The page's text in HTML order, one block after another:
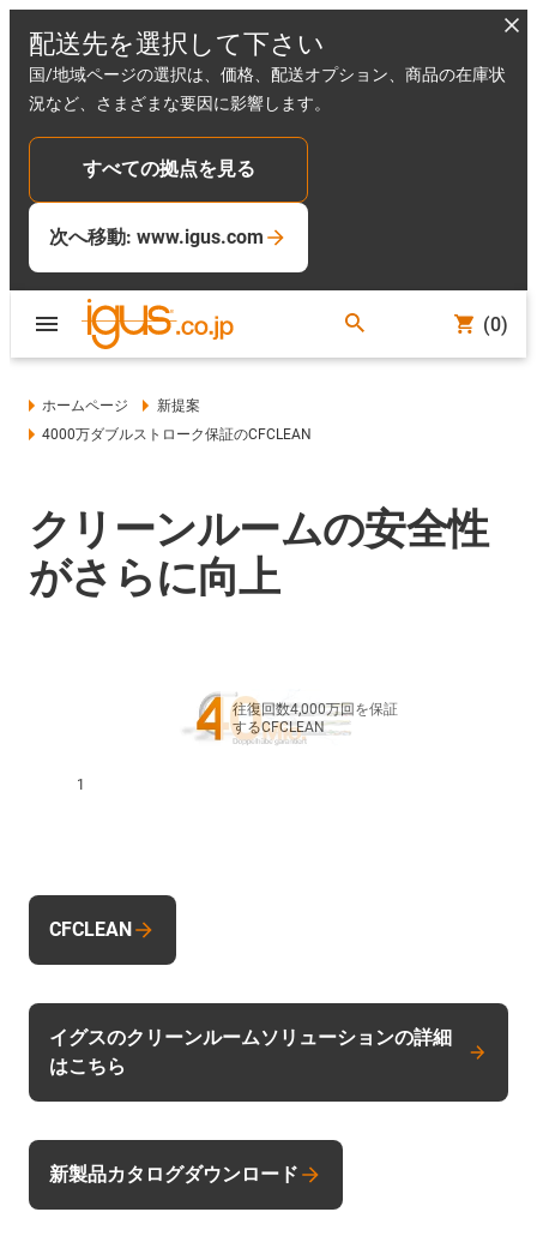
配送先を選択して下さい
国/地域ページの選択は、価格、配送オプション、商品の在庫状
況など、さまざまな要因に影響します。
すべての拠点を見る
次へ移動: www.igus.com
(0)
ホームページ
新提案
4000万ダブルストローク保証のCFCLEAN
クリーンルームの安全性
がさらに向上
往復回数4,000万回を保証
するCFCLEAN
1
CFCLEAN
イグスのクリーンルームソリューションの詳細
はこちら
新製品カタログダウンロード